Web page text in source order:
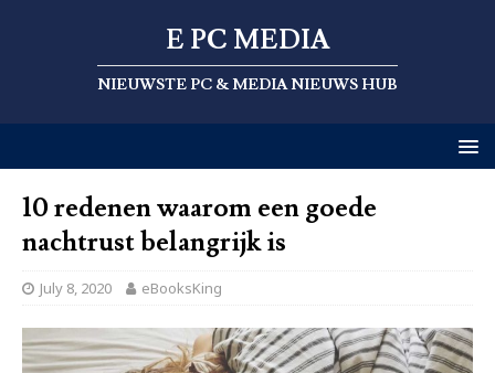
E PC MEDIA
NIEUWSTE PC & MEDIA NIEUWS HUB
10 redenen waarom een ​​goede
nachtrust belangrijk is
July 8, 2020 eBooksKing